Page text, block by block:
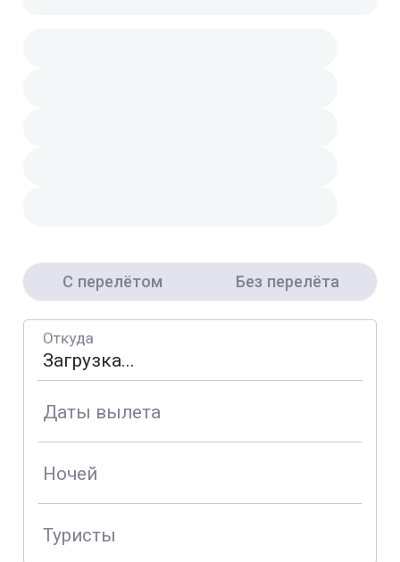
С перелётом Без перелёта
Откуда
Даты вылета
Ночей
Туристы